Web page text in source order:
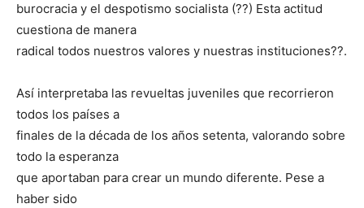
burocracia y el despotismo socialista (??) Esta actitud
cuestiona de manera
radical todos nuestros valores y nuestras instituciones??.
Así interpretaba las revueltas juveniles que recorrieron
todos los países a
finales de la década de los años setenta, valorando sobre
todo la esperanza
que aportaban para crear un mundo diferente. Pese a
haber sido